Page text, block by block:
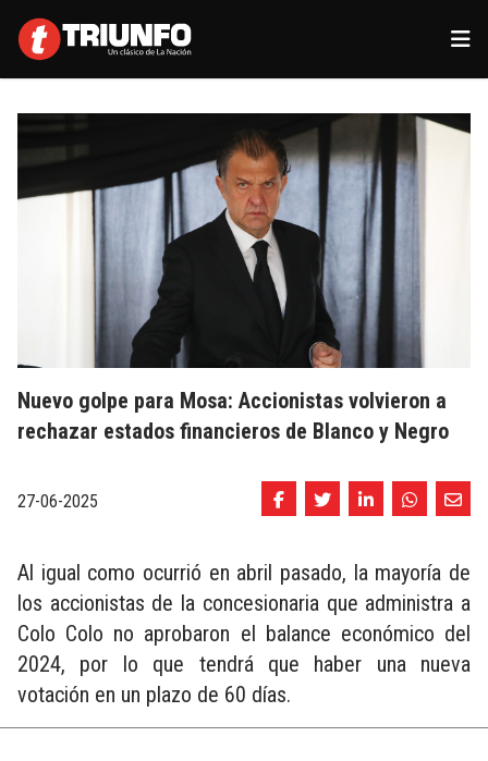
Nuevo golpe para Mosa: Accionistas volvieron a
rechazar estados financieros de Blanco y Negro
27-06-2025
Al igual como ocurrió en abril pasado, la mayoría de
los accionistas de la concesionaria que administra a
Colo Colo no aprobaron el balance económico del
2024, por lo que tendrá que haber una nueva
votación en un plazo de 60 días.